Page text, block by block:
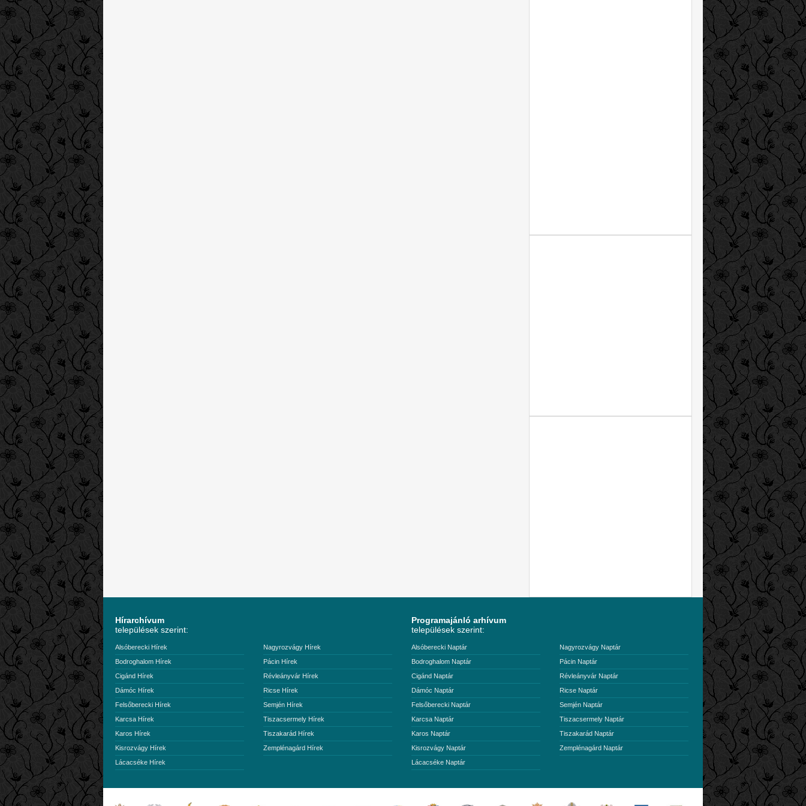
Hírarchívum
települések szerint:
Alsóberecki Hírek
Bodroghalom Hírek
Cigánd Hírek
Dámóc Hírek
Felsőberecki Hírek
Karcsa Hírek
Karos Hírek
Kisrozvágy Hírek
Lácacséke Hírek
Nagyrozvágy Hírek
Pácin Hírek
Révleányvár Hírek
Ricse Hírek
Semjén Hírek
Tiszacsermely Hírek
Tiszakarád Hírek
Zemplénagárd Hírek
Programajánló arhívum
települések szerint:
Alsóberecki Naptár
Bodroghalom Naptár
Cigánd Naptár
Dámóc Naptár
Felsőberecki Naptár
Karcsa Naptár
Karos Naptár
Kisrozvágy Naptár
Lácacséke Naptár
Nagyrozvágy Naptár
Pácin Naptár
Révleányvár Naptár
Ricse Naptár
Semjén Naptár
Tiszacsermely Naptár
Tiszakarád Naptár
Zemplénagárd Naptár